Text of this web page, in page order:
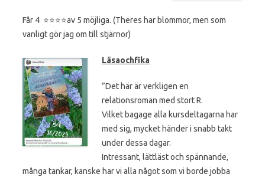
Får 4 ⭐️⭐️⭐️⭐️av 5 möjliga. (Theres har blommor, men som
vanligt gör jag om till stjärnor)
Läsaochfika
”Det här är verkligen en
relationsroman med stort R.
Vilket bagage alla kursdeltagarna har
med sig, mycket händer i snabb takt
under dessa dagar.
Intressant, lättläst och spännande,
många tankar, kanske har vi alla något som vi borde jobba